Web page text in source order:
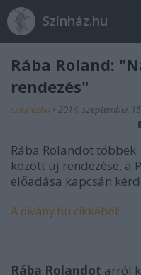
Színház.hu
Rába Roland:
rendezés"
szinhazhu • 2014. szeptember 15.
Rába Rolandot többek
között új rendezése, a
előadása kapcsán
A dívány.hu cikkéből:
Rába Rolandot arról